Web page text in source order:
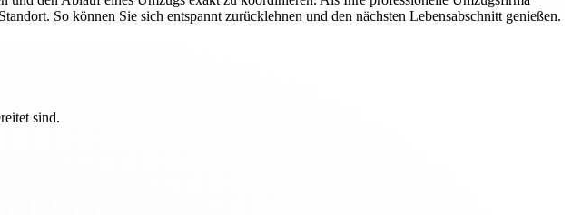
So können Sie sich entspannt zurücklehnen und den nächsten Lebensabschnitt genießen.
sind.